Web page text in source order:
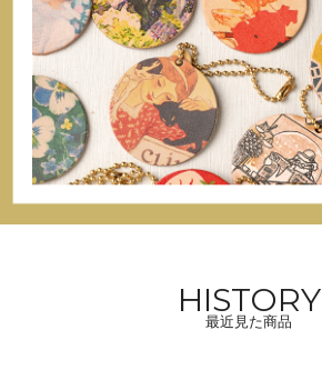
HISTORY
最近見た商品